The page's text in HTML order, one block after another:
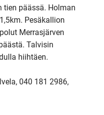
tien päässä. Holman
Pesäkallion
Merrasjärven
Talvisin
hiihtäen.
040 181 2986,